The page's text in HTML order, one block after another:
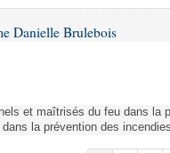
Danielle Brulebois
et maîtrisés du feu dans la
la prévention des